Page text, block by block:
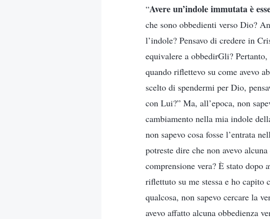
“Avere un’indole immutata è
che sono obbedienti verso Dio?
l’indole? Pensavo di credere in
equivalere a obbedirGli?
quando riflettevo su come avevo
scelto di spendermi per Dio,
con Lui?” Ma, all’epoca, non
cambiamento nella mia indole
non sapevo cosa fosse l’entrata
potreste dire che non avevo
comprensione vera? È stato dopo
riflettuto su me stessa e ho capito
qualcosa, non sapevo cercare la
avevo affatto alcuna obbedienza